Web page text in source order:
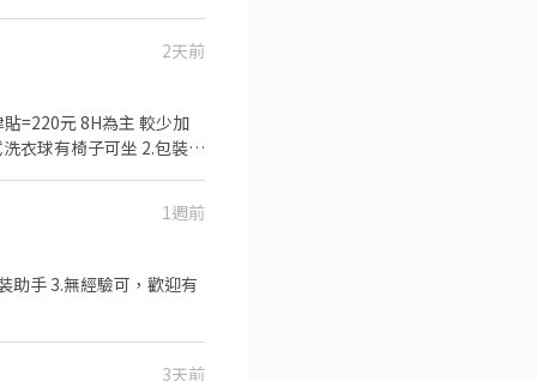
無收取仲介費
2天前
衣球有椅子可坐 2.包裝洗
1週前
助手 3.無經驗可，歡迎有
3天前